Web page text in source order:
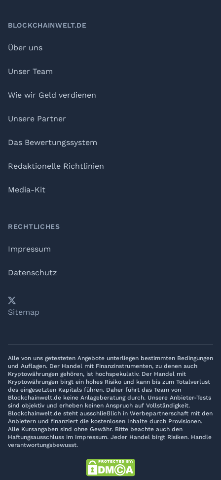
BLOCKCHAINWELT.DE
Über uns
Unser Team
Wie wir Geld verdienen
Unsere Partner
Das Bewertungssystem
Redaktionelle Richtlinien
Media-Kit
RECHTLICHES
Impressum
Datenschutz
YouTube
𝕏LinkedIn
Telegram
Sitemap
Alle von uns getesteten Angebote unterliegen bestimmten Bedingungen
und Auflagen. Der Handel mit Finanzinstrumenten, zu denen auch
Kryptowährungen gehören, ist hochspekulativ. Der Handel mit
Kryptowährungen birgt ein hohes Risiko und kann bis zum Totalverlust
des eingesetzten Kapitals führen. Daher führt das Team von
Blockchainwelt.de keine Anlageberatung durch. Unsere Anbieter-Tests
sind objektiv und erheben keinen Anspruch auf Vollständigkeit.
Blockchainwelt.de steht ausschließlich in Werbepartnerschaft mit den
Anbietern und finanziert die kostenlosen Inhalte durch Provisionen.
Alle Kursangaben sind ohne Gewähr. Bitte beachte auch den
Haftungsausschluss im Impressum. Jeder Handel birgt Risiken. Handle
verantwortungsbewusst.